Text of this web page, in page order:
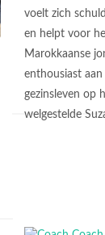
voelt zich
en helpt voor
Marokkaanse
enthousiast
gezinsleven op
welgestelde